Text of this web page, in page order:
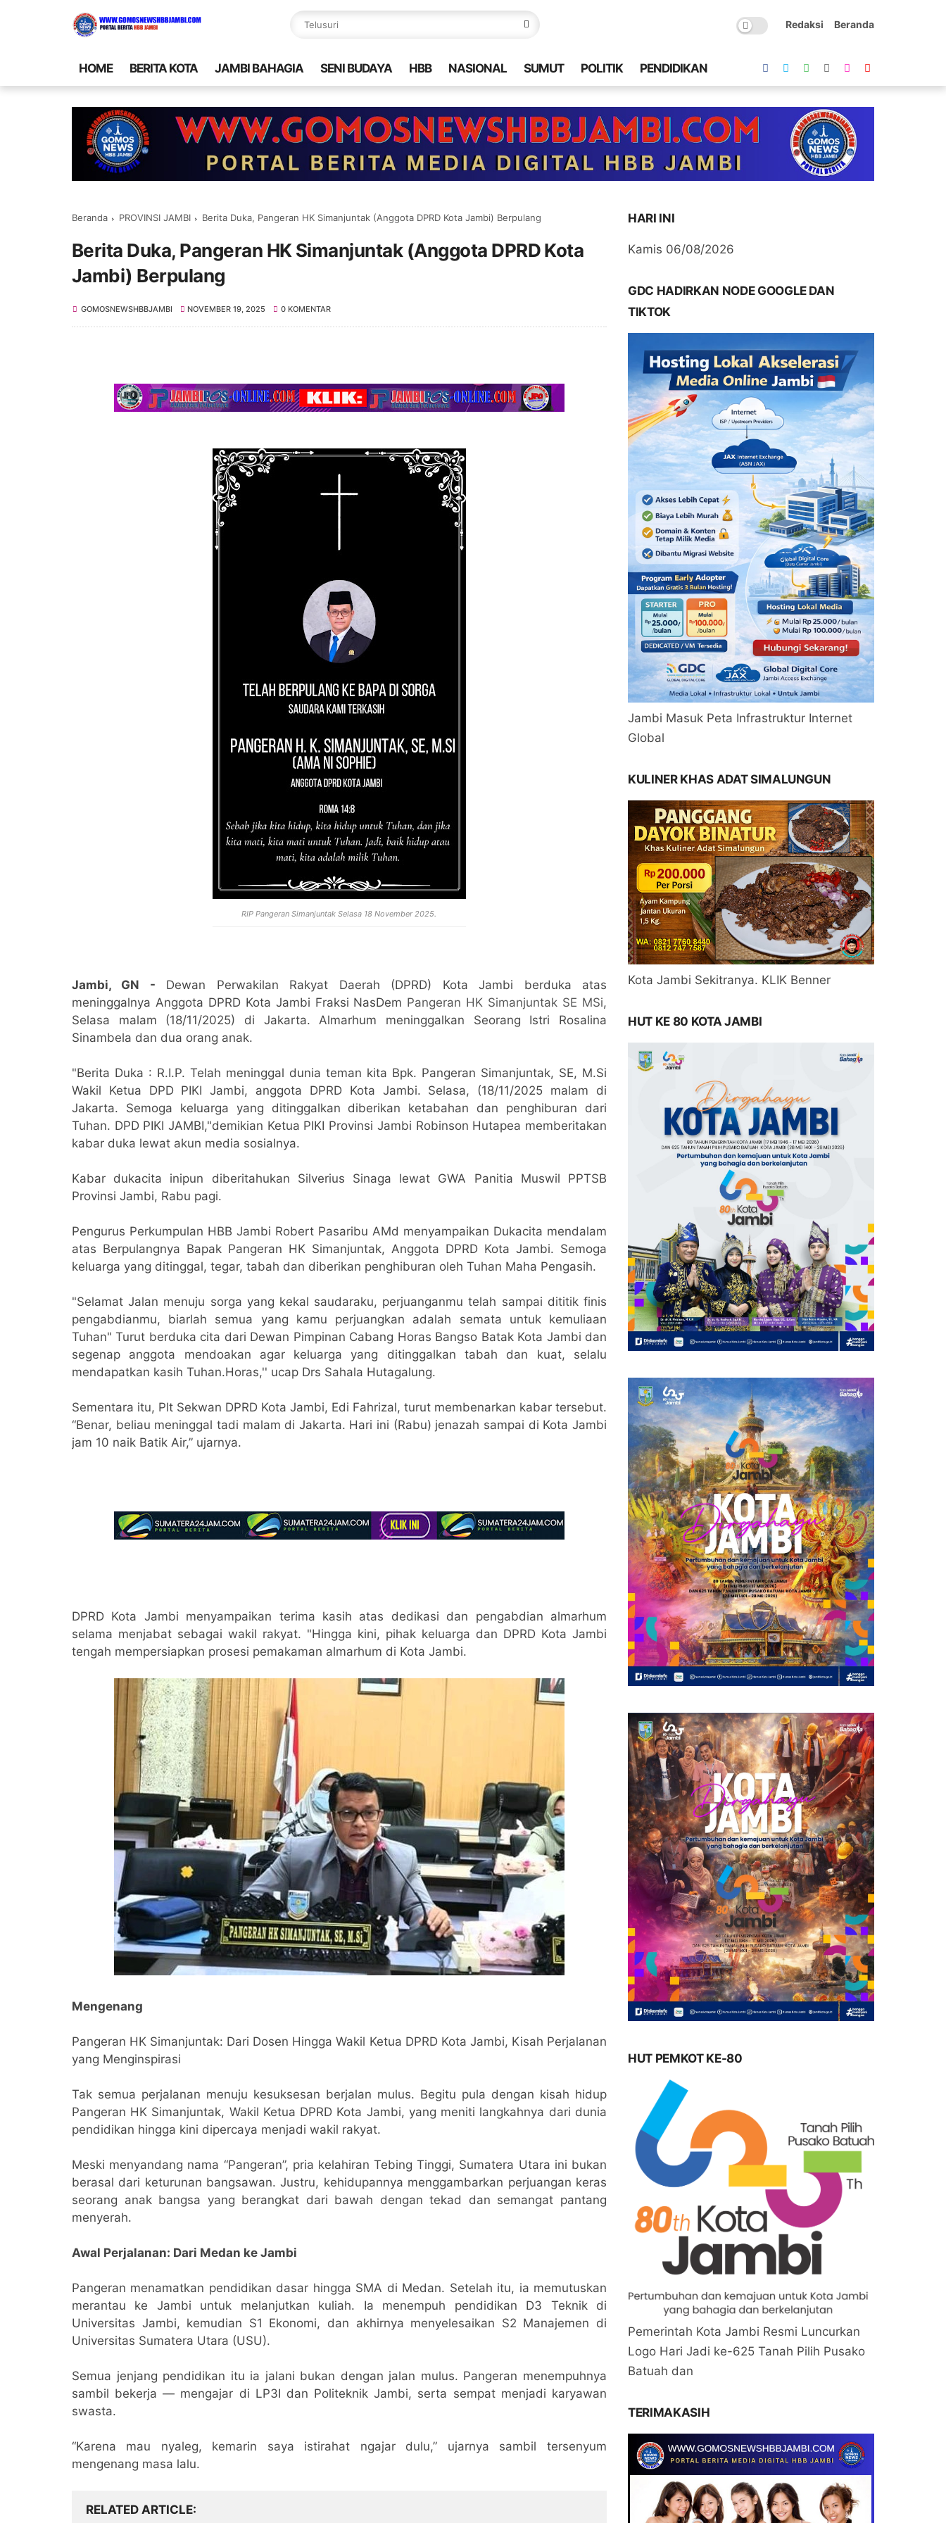
Redaksi Beranda
HOME BERITA KOTA JAMBI BAHAGIA SENI BUDAYA HBB NASIONAL SUMUT POLITIK PENDIDIKAN
Beranda PROVINSI JAMBI Berita Duka, Pangeran HK Simanjuntak (Anggota DPRD Kota Jambi) Berpulang
Berita Duka, Pangeran HK Simanjuntak (Anggota DPRD Kota
Jambi) Berpulang
GOMOSNEWSHBBJAMBI NOVEMBER 19, 2025 0 KOMENTAR
RIP Pangeran Simanjuntak Selasa 18 November 2025.
Jambi, GN - Dewan Perwakilan Rakyat Daerah (DPRD) Kota Jambi berduka atas
meninggalnya Anggota DPRD Kota Jambi Fraksi NasDem Pangeran HK Simanjuntak SE MSi,
Selasa malam (18/11/2025) di Jakarta. Almarhum meninggalkan Seorang Istri Rosalina
Sinambela dan dua orang anak.
"Berita Duka : R.I.P. Telah meninggal dunia teman kita Bpk. Pangeran Simanjuntak, SE, M.Si
Wakil Ketua DPD PIKI Jambi, anggota DPRD Kota Jambi. Selasa, (18/11/2025 malam di
Jakarta. Semoga keluarga yang ditinggalkan diberikan ketabahan dan penghiburan dari
Tuhan. DPD PIKI JAMBI,"demikian Ketua PIKI Provinsi Jambi Robinson Hutapea memberitakan
kabar duka lewat akun media sosialnya.
Kabar dukacita inipun diberitahukan Silverius Sinaga lewat GWA Panitia Muswil PPTSB
Provinsi Jambi, Rabu pagi.
Pengurus Perkumpulan HBB Jambi Robert Pasaribu AMd menyampaikan Dukacita mendalam
atas Berpulangnya Bapak Pangeran HK Simanjuntak, Anggota DPRD Kota Jambi. Semoga
keluarga yang ditinggal, tegar, tabah dan diberikan penghiburan oleh Tuhan Maha Pengasih.
"Selamat Jalan menuju sorga yang kekal saudaraku, perjuanganmu telah sampai dititik finis
pengabdianmu, biarlah semua yang kamu perjuangkan adalah semata untuk kemuliaan
Tuhan" Turut berduka cita dari Dewan Pimpinan Cabang Horas Bangso Batak Kota Jambi dan
segenap anggota mendoakan agar keluarga yang ditinggalkan tabah dan kuat, selalu
mendapatkan kasih Tuhan.Horas,'' ucap Drs Sahala Hutagalung.
Sementara itu, Plt Sekwan DPRD Kota Jambi, Edi Fahrizal, turut membenarkan kabar tersebut.
“Benar, beliau meninggal tadi malam di Jakarta. Hari ini (Rabu) jenazah sampai di Kota Jambi
jam 10 naik Batik Air,” ujarnya.
DPRD Kota Jambi menyampaikan terima kasih atas dedikasi dan pengabdian almarhum
selama menjabat sebagai wakil rakyat. "Hingga kini, pihak keluarga dan DPRD Kota Jambi
tengah mempersiapkan prosesi pemakaman almarhum di Kota Jambi.
Mengenang
Pangeran HK Simanjuntak: Dari Dosen Hingga Wakil Ketua DPRD Kota Jambi, Kisah Perjalanan
yang Menginspirasi
Tak semua perjalanan menuju kesuksesan berjalan mulus. Begitu pula dengan kisah hidup
Pangeran HK Simanjuntak, Wakil Ketua DPRD Kota Jambi, yang meniti langkahnya dari dunia
pendidikan hingga kini dipercaya menjadi wakil rakyat.
Meski menyandang nama “Pangeran”, pria kelahiran Tebing Tinggi, Sumatera Utara ini bukan
berasal dari keturunan bangsawan. Justru, kehidupannya menggambarkan perjuangan keras
seorang anak bangsa yang berangkat dari bawah dengan tekad dan semangat pantang
menyerah.
Awal Perjalanan: Dari Medan ke Jambi
Pangeran menamatkan pendidikan dasar hingga SMA di Medan. Setelah itu, ia memutuskan
merantau ke Jambi untuk melanjutkan kuliah. Ia menempuh pendidikan D3 Teknik di
Universitas Jambi, kemudian S1 Ekonomi, dan akhirnya menyelesaikan S2 Manajemen di
Universitas Sumatera Utara (USU).
Semua jenjang pendidikan itu ia jalani bukan dengan jalan mulus. Pangeran menempuhnya
sambil bekerja — mengajar di LP3I dan Politeknik Jambi, serta sempat menjadi karyawan
swasta.
“Karena mau nyaleg, kemarin saya istirahat ngajar dulu,” ujarnya sambil tersenyum
mengenang masa lalu.
RELATED ARTICLE
HARI INI
Kamis 06/08/2026
GDC HADIRKAN NODE GOOGLE DAN
TIKTOK
Jambi Masuk Peta Infrastruktur Internet
Global
KULINER KHAS ADAT SIMALUNGUN
Kota Jambi Sekitranya. KLIK Benner
HUT KE 80 KOTA JAMBI
HUT PEMKOT KE-80
Pemerintah Kota Jambi Resmi Luncurkan
Logo Hari Jadi ke-625 Tanah Pilih Pusako
Batuah dan
TERIMAKASIH